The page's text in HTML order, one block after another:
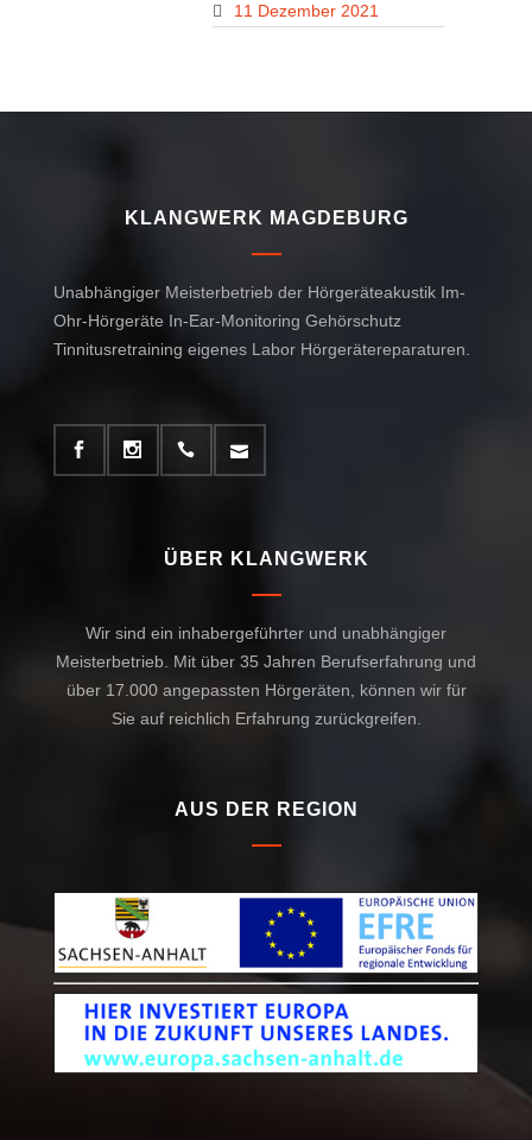
11 Dezember 2021
KLANGWERK MAGDEBURG
Unabhängiger Meisterbetrieb der Hörgeräteakustik Im-
Ohr-Hörgeräte In-Ear-Monitoring Gehörschutz
Tinnitusretraining eigenes Labor Hörgerätereparaturen.
ÜBER KLANGWERK
Wir sind ein inhabergeführter und unabhängiger
Meisterbetrieb. Mit über 35 Jahren Berufserfahrung und
über 17.000 angepassten Hörgeräten, können wir für
Sie auf reichlich Erfahrung zurückgreifen.
AUS DER REGION